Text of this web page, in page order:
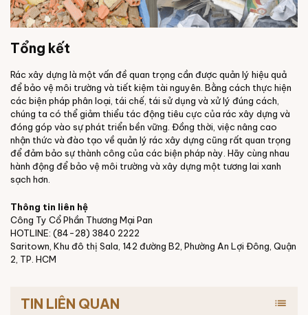
Tổng kết
Rác xây dựng là một vấn đề quan trọng cần được quản lý hiệu quả
để bảo vệ môi trường và tiết kiệm tài nguyên. Bằng cách thực hiện
các biện pháp phân loại, tái chế, tái sử dụng và xử lý đúng cách,
chúng ta có thể giảm thiểu tác động tiêu cực của rác xây dựng và
đóng góp vào sự phát triển bền vững. Đồng thời, việc nâng cao
nhận thức và đào tạo về quản lý rác xây dựng cũng rất quan trọng
để đảm bảo sự thành công của các biện pháp này. Hãy cùng nhau
hành động để bảo vệ môi trường và xây dựng một tương lai xanh
sạch hơn.
Thông tin liên hệ
Công Ty Cổ Phần Thương Mại Pan
HOTLINE: (84-28) 3840 2222
Saritown, Khu đô thị Sala, 142 đường B2, Phường An Lợi Đông, Quận
2, TP. HCM
TIN LIÊN QUAN list